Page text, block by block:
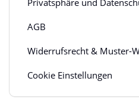
Privatsphäre und
AGB
Widerrufsrecht & Muster-
Cookie Einstellungen